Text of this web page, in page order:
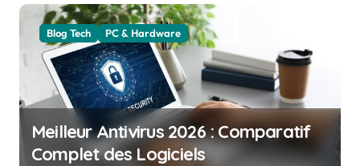
Blog Tech PC & Hardware
Meilleur Antivirus 2026 : Comparatif
Complet des Logiciels